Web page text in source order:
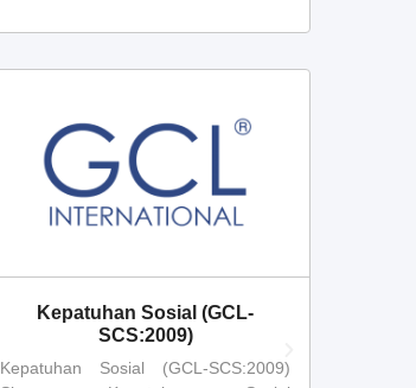
Kepatuhan Sosial (GCL-
SCS:2009)
Kepatuhan Sosial (GCL-SCS:2009)